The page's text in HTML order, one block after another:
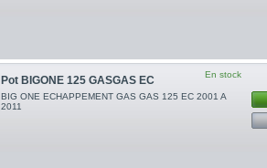
En stock
Pot BIGONE 125 GASGAS EC
BIG ONE ECHAPPEMENT GAS GAS 125 EC 2001 A
2011